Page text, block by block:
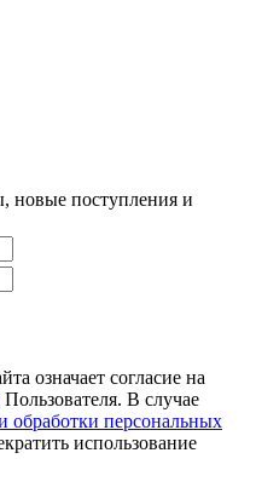
новые поступления и
означает согласие на
Пользователя. В случае
обработки персональных
использование